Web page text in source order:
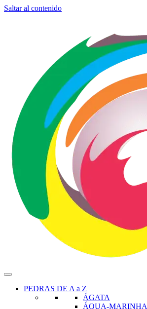
Saltar al contenido
PEDRAS DE A a Z
ÁGATA
ÁQUA-MARINHA